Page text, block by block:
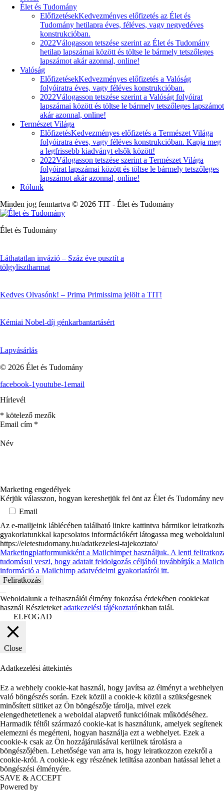
Élet és Tudomány
ElőfizetésekKedvezményes előfizetés az Élet és
Tudomány hetilapra éves, féléves, vagy negyedéves
konstrukcióban.
2022Válogasson tetszése szerint az Élet és Tudomány
hetilap lapszámai között és töltse le bármely tetszőleges
lapszámot akár azonnal, online!
Valóság
ElőfizetésekKedvezményes előfizetés a Valóság
folyóiratra éves, vagy féléves konstrukcióban.
2022Válogasson tetszése szerint a Valóság folyóirat
lapszámai között és töltse le bármely tetszőleges lapszámot
akár azonnal, online!
Természet Világa
ElőfizetésKedvezményes előfizetés a Természet Világa
folyóiratra éves, vagy féléves konstrukcióban. Kapja meg
a legfrissebb kiadványt elsők között!
2022Válogasson tetszése szerint a Természet Világa
folyóirat lapszámai között és töltse le bármely tetszőleges
lapszámot akár azonnal, online!
Rólunk
Minden jog fenntartva © 2026 TIT - Élet és Tudomány
Élet és Tudomány
Láthatatlan invázió – Száz éve pusztít a
tölgylisztharmat
Kedves Olvasónk! – Prima Primissima jelölt a TIT!
Kémiai Nobel-díj génkarbantartásért
Lapvásárlás
© 2026 Élet és Tudomány
facebook-1youtube-1email
Hírlevél
* kötelező mezők
Email cím *
Név
Marketing engedélyek
Kérjük válasszon, hogyan kereshetjük fel önt az Élet és Tudomány
Email
Az e-mailjeink láblécében található linkre kattintva bármikor
gyakorlatunkkal kapcsolatos információkért látogassa meg
https://eletestudomany.hu/adatkezelesi-tajekoztato/
Marketingplatformunkként a Mailchimpet használjuk. A lenti
tudomásul veszi, hogy adatait feldolgozás céljából továbbítják a
információ a Mailchimp adatvédelmi gyakorlatáról itt.
Weboldalunk a felhasználói élmény fokozása érdekében cookiekat
használ Részleteket adatkezelési tájékoztatónkban talál.
ELFOGAD
Close
Adatkezelési áttekintés
Ez a webhely cookie-kat használ, hogy javítsa az élményt a webhelyen
való böngészés során. Ezek közül a cookie-k közül a szükségesnek
minősített sütiket az Ön böngészője tárolja, mivel ezek
elengedhetetlenek a weboldal alapvető funkcióinak működéséhez.
Harmadik féltől származó cookie-kat is használunk, amelyek segítenek
elemezni és megérteni, hogyan használja ezt a webhelyet. Ezek a
cookie-k csak az Ön hozzájárulásával kerülnek tárolásra a
böngészőjében. Lehetősége van arra is, hogy leiratkozzon ezekről a
cookie-król. A cookie-k egy részének letiltása azonban hatással lehet a
böngészési élményére.
SAVE & ACCEPT
Powered by